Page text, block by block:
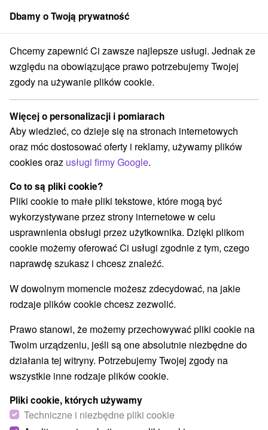
członek grupySorger
oferty na Słowacji Pobyty z rabatem Ondavská vrchovina
Pobyty z rabatem Ondavská
vrchovina
Kategorie
Wszystkie kategorie
Pobyty z rabatem
Wellness pobyty(6) Wyjazdy weekendowe
Romantyczne wypady(2) Pobyty dla seniorów(1)
Wakacje rodzinne(4)
Wybierz lokalizację lub datę
Najlepiej sprzedające
Wsie i miasta
dla dwojga Bardejov(3) Veľká Domaša, Dobrá(1)
WSZYSTKO TOP - BESTSELLERY
Dbamy o Twoją prywatność
Chcemy zapewnić Ci zawsze najlepsze usługi. Jednak ze
względu na obowiązujące prawo potrzebujemy Twojej
zgody na używanie plików cookie.
Więcej o personalizacji i pomiarach
Aby wiedzieć, co dzieje się na stronach internetowych
oraz móc dostosować oferty i reklamy, używamy plików
cookies oraz usługi firmy Google.
Co to są pliki cookie?
Pliki cookie to małe pliki tekstowe, które mogą być
wykorzystywane przez strony internetowe w celu
usprawnienia obsługi przez użytkownika. Dzięki plikom
cookie możemy oferować Ci usługi zgodnie z tym, czego
naprawdę szukasz i chcesz znaleźć.
W dowolnym momencie możesz zdecydować, na jakie
rodzaje plików cookie chcesz zezwolić.
Prawo stanowi, że możemy przechowywać pliki cookie na
Twoim urządzeniu, jeśli są one absolutnie niezbędne do
działania tej witryny. Potrzebujemy Twojej zgody na
wszystkie inne rodzaje plików cookie.
Pliki cookie, których używamy
Techniczne i niezbędne pliki cookie